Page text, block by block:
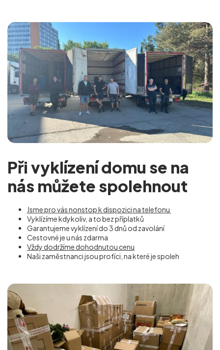
Při vyklízení domu se na
nás můžete spolehnout
Jsme pro vás nonstop k dispozici na telefonu
Vyklízíme kdykoliv, a to bez příplatků
Garantujeme vyklízení do 3 dnů od zavolání
Cestovné je u nás zdarma
Vždy dodržíme dohodnutou cenu
Naši zaměstnanci jsou profíci, na které je spoleh